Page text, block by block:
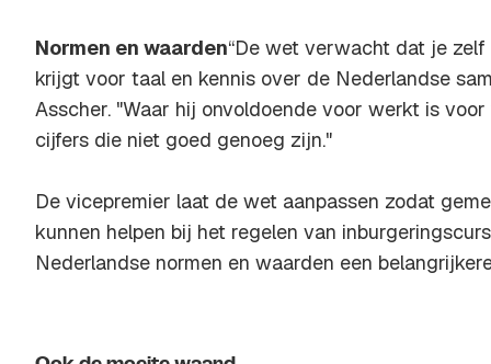
Normen en waarden“De wet verwacht dat je
krijgt voor taal en kennis over de Nederlandse
Asscher. "Waar hij onvoldoende voor werkt is
cijfers die niet goed genoeg zijn."
De vicepremier laat de wet aanpassen zodat
kunnen helpen bij het regelen van
Nederlandse normen en waarden een